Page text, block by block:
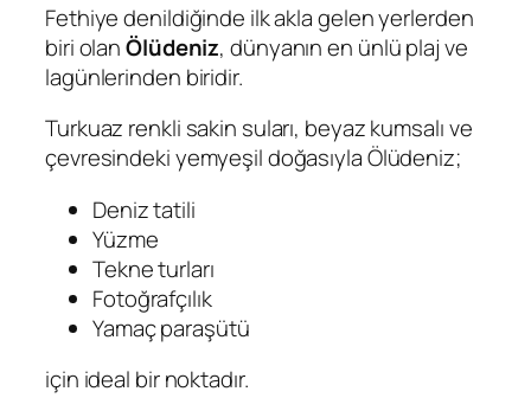
Fethiye denildiğinde ilk akla gelen yerlerden
biri olanÖlüdeniz, dünyanın en ünlü plaj ve
lagünlerinden biridir.
Turkuaz renkli sakin suları, beyaz kumsalı ve
çevresindeki yemyeşil doğasıyla Ölüdeniz;
Deniz tatili
Yüzme
Tekne turları
Fotoğrafçılık
Yamaç paraşütü
için ideal bir noktadır.